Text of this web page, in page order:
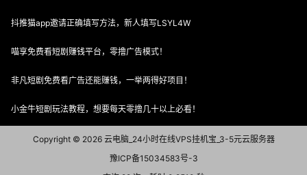
抖推猫app邀请正确填写方法，新人填写LSYL4W
喵享免费看短剧赚钱平台，零撸广告模式！
非凡短剧免费看广告还能赚钱，一举两得好项目！
小金牛短剧玩法教程，想要每天零撸几十以上必看！
Copyright © 2026云电脑_24小时在线VPS挂机宝_3-5元云服务器
豫ICP备15034583号-3